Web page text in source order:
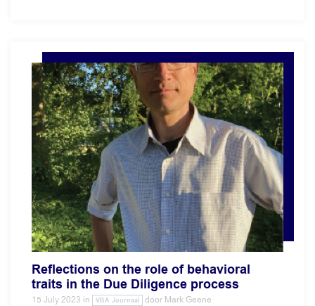
Reflections on the role of behavioral
traits in the Due Diligence process
15 July 2023 in VBA Journaal door Mark Geene